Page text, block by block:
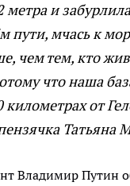
метра и
пути, мчась к
чем тем, кто
что наша
километрах от
Татьяна
Владимир Путин